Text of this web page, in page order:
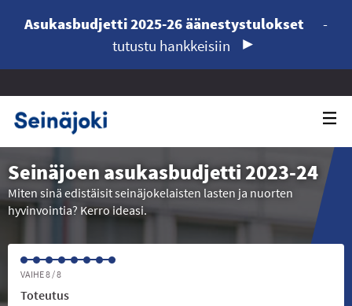
Asukasbudjetti 2025-26 äänestystulokset
-
tutustu hankkeisiin
Seinäjoen asukasbudjetti 2023-24
Miten sinä edistäisit seinäjokelaisten lasten ja nuorten
hyvinvointia? Kerro ideasi.
VAIHE 8 / 8
Toteutus